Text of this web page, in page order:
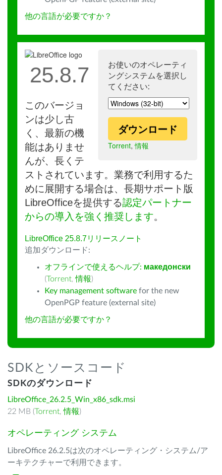
他の言語が必要ですか？
お使いのオペレーティ
ングシステムを選択し
てください:
ダウンロード
Torrent,情報
25.8.7
このバージョ
ンは少し古
く、最新の機
能はありませ
んが、長くテ
ストされています。業務で利用するた
めに展開する場合は、長期サポート版
LibreOfficeを提供する認定パートナー
からの導入を強く推奨します。
LibreOffice 25.8.7リリースノート
追加ダウンロード:
オフラインで使えるヘルプ: македонски
(Torrent,情報)
Key management software for the new
OpenPGP feature (external site)
他の言語が必要ですか？
SDKとソースコード
SDKのダウンロード
LibreOffice_26.2.5_Win_x86_sdk.msi
22 MB (Torrent,情報)
オペレーティング システム
LibreOffice 26.2.5は次のオペレーティング・システム/ア
ーキテクチャーで利用できます。